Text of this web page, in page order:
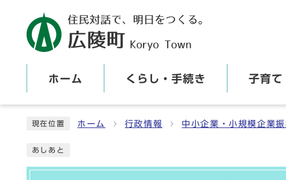
ホーム くらし・手続き 子育て
現在位置 ホーム 行政情報 中小企業・小規模企業
あしあと